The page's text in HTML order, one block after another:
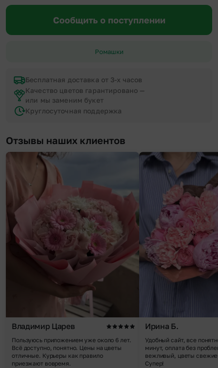
Сообщить о поступлении
Ромашки
Бесплатная доставка от 3-х часов
Качество цветов гарантировано —
или мы заменим букет
Круглосуточная поддержка
Отзывы наших клиентов
Владимир Царев
Пользуюсь приложением уже около 6 лет.
Всё доступно, понятно. Цены на цветы
отличные. Курьеры как правило
приезжают вовремя.
Ирина Б.
Удобный сайт, все
минут, оплата без
вежливый, цветы
Супер!